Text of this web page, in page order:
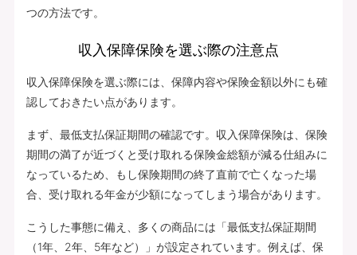
つの方法です。
収入保障保険を選ぶ際の注意点
収入保障保険を選ぶ際には、保障内容や保険金額以外にも確
認しておきたい点があります。
まず、最低支払保証期間の確認です。収入保障保険は、保険
期間の満了が近づくと受け取れる保険金総額が減る仕組みに
なっているため、もし保険期間の終了直前で亡くなった場
合、受け取れる年金が少額になってしまう場合があります。
こうした事態に備え、多くの商品には「最低支払保証期間
（1年、2年、5年など）」が設定されています。例えば、保